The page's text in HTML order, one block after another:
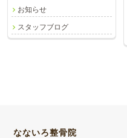
お知らせ
スタッフブログ
なないろ整骨院